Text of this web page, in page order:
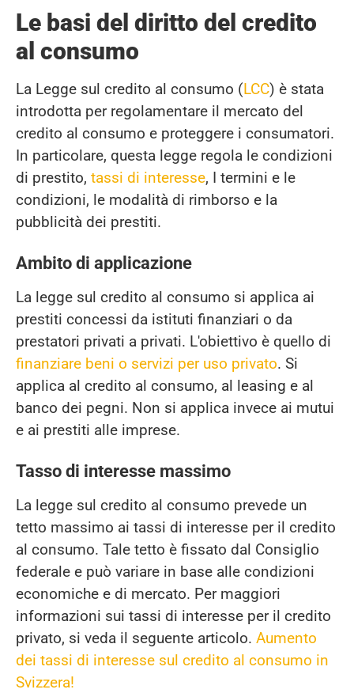
Le basi del diritto del credito
al consumo
La Legge sul credito al consumo (LCC) è stata
introdotta per regolamentare il mercato del
credito al consumo e proteggere i consumatori.
In particolare, questa legge regola le condizioni
di prestito, tassi di interesse, I termini e le
condizioni, le modalità di rimborso e la
pubblicità dei prestiti.
Ambito di applicazione
La legge sul credito al consumo si applica ai
prestiti concessi da istituti finanziari o da
prestatori privati a privati. L'obiettivo è quello di
finanziare beni o servizi per uso privato. Si
applica al credito al consumo, al leasing e al
banco dei pegni. Non si applica invece ai mutui
e ai prestiti alle imprese.
Tasso di interesse massimo
La legge sul credito al consumo prevede un
tetto massimo ai tassi di interesse per il credito
al consumo. Tale tetto è fissato dal Consiglio
federale e può variare in base alle condizioni
economiche e di mercato. Per maggiori
informazioni sui tassi di interesse per il credito
privato, si veda il seguente articolo. Aumento
dei tassi di interesse sul credito al consumo in
Svizzera!